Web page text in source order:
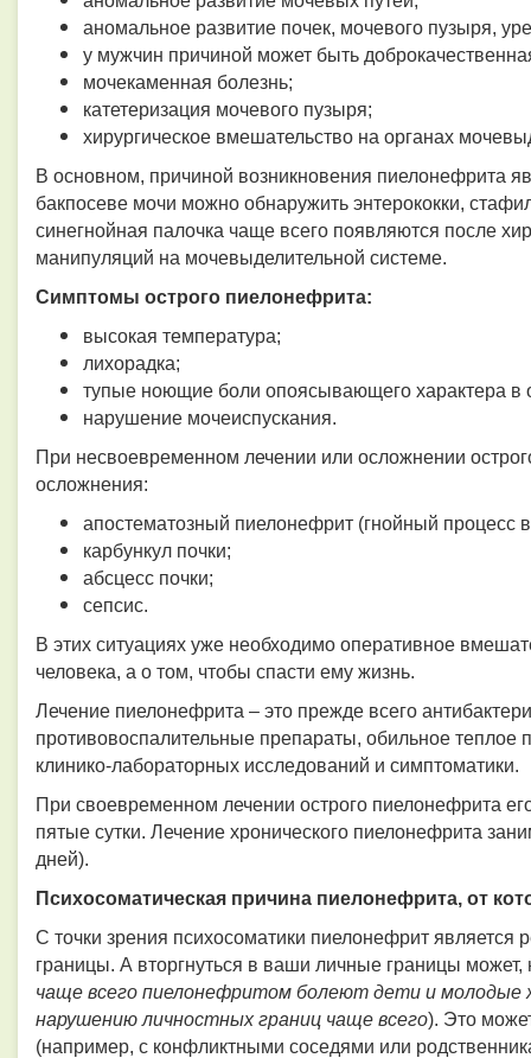
аномальное развитие почек, мочевого пузыря,
у мужчин причиной может быть
мочекаменная болезнь;
катетеризация мочевого пузыря;
хирургическое вмешательство на органах
В основном, причиной возникновения пиелонефрита
бакпосеве мочи можно обнаружить энтерококки,
синегнойная палочка чаще всего появляются после
манипуляций на мочевыделительной системе.
Симптомы острого пиелонефрита:
высокая температура;
лихорадка;
тупые ноющие боли опоясывающего характера в
нарушение мочеиспускания.
При несвоевременном лечении или осложнении
осложнения:
апостематозный пиелонефрит (гнойный процесс
карбункул почки;
абсцесс почки;
сепсис.
В этих ситуациях уже необходимо оперативное
человека, а о том, чтобы спасти ему жизнь.
Лечение пиелонефрита – это прежде всего
противовоспалительные препараты, обильное теплое
клинико-лабораторных исследований и симптоматики.
При своевременном лечении острого пиелонефрита
пятые сутки. Лечение хронического пиелонефрита
дней).
Психосоматическая причина пиелонефрита, от
С точки зрения психосоматики пиелонефрит является
границы. А вторгнуться в ваши личные границы может,
чаще всего пиелонефритом болеют дети и
нарушению личностных границ чаще всего). Это
(например, с конфликтными соседями или